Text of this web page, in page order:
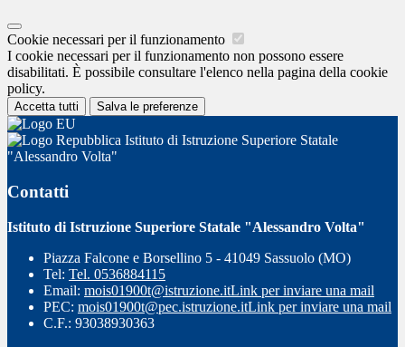
Cookie necessari per il funzionamento
I cookie necessari per il funzionamento non possono essere
disabilitati. È possibile consultare l'elenco nella pagina della cookie
policy.
Accetta tutti Salva le preferenze
Istituto di Istruzione Superiore Statale
"Alessandro Volta"
Contatti
Istituto di Istruzione Superiore Statale "Alessandro Volta"
Piazza Falcone e Borsellino 5 - 41049 Sassuolo (MO)
Tel: Tel. 0536884115
Email: mois01900t@istruzione.itLink per inviare una mail
PEC: mois01900t@pec.istruzione.itLink per inviare una mail
C.F.: 93038930363